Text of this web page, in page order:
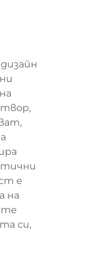
е
на
си,